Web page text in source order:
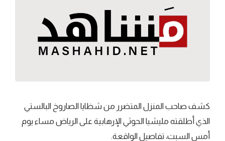
كشف صاحب المنزل المتضرر من شظايا الصاروخ البالستي
الذي أطلقته مليشيا الحوثي الإرهابية على الرياض مساء يوم
أمس السبت، تفاصيل الواقعة.